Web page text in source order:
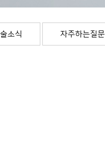
소식 자주하는질문